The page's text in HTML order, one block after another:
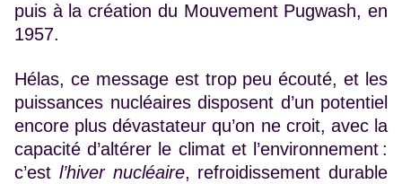
puis à la création du Mouvement Pugwash, en
1957.
Hélas, ce message est trop peu écouté, et les
puissances nucléaires disposent d’un potentiel
encore plus dévastateur qu’on ne croit, avec la
capacité d’altérer le climat et l’environnement :
c’est l’hiver nucléaire, refroidissement durable